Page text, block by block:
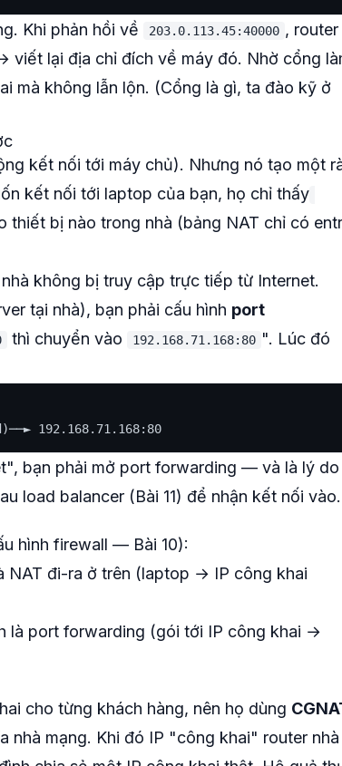
Khi phản hồi về 203.0.113.45:40000 , router
viết lại địa chỉ đích về máy đó. Nhờ cổng
mà không lẫn lộn. (Cổng là gì, ta đào kỹ ở
kết nối tới máy chủ). Nhưng nó tạo một
kết nối tới laptop của bạn, họ chỉ thấy
bị nào trong nhà (bảng NAT chỉ có
không bị truy cập trực tiếp từ Internet.
tại nhà), bạn phải cấu hình port
thì chuyển vào 192.168.71.168:80 ". Lúc đó
bạn phải mở port forwarding — và là lý do
load balancer (Bài 11) để nhận kết nối vào.
hình firewall — Bài 10):
NAT đi-ra ở trên (laptop → IP công khai
là port forwarding (gói tới IP công khai →
cho từng khách hàng, nên họ dùng
nhà mạng. Khi đó IP "công khai" router nhà